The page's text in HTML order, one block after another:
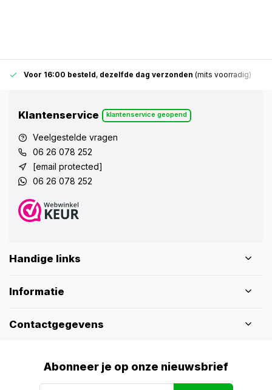
Voor 16:00 besteld, dezelfde dag verzonden (mits voorradig)
Klantenservice klantenservice geopend
Veelgestelde vragen
06 26 078 252
[email protected]
06 26 078 252
Handige links
Informatie
Contactgegevens
Abonneer je op onze nieuwsbrief